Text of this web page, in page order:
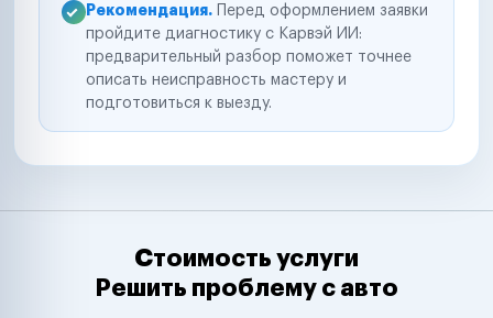
Рекомендация. Перед оформлением заявки
пройдите диагностику с Карвэй ИИ:
предварительный разбор поможет точнее
описать неисправность мастеру и
подготовиться к выезду.
Стоимость услуги
Решить проблему с авто